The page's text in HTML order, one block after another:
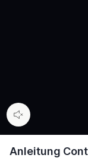
00:12
Anleitung